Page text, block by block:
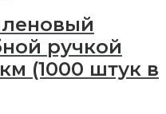
ручкой
(1000 штук в